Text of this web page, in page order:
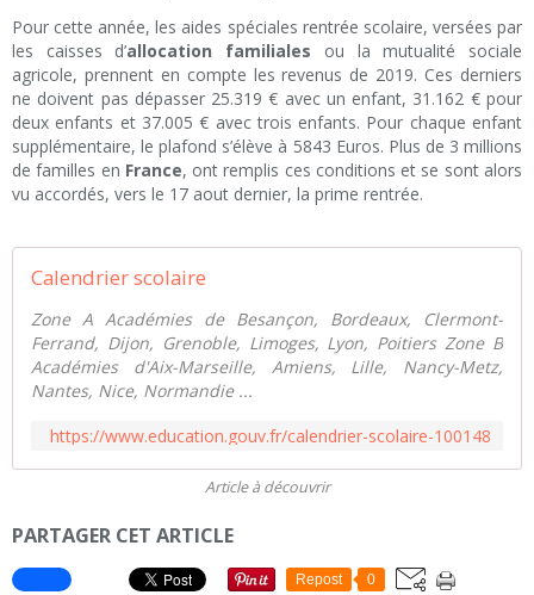
Pour cette année, les aides spéciales rentrée scolaire, versées par
les caisses d’allocation familiales ou la mutualité sociale
agricole, prennent en compte les revenus de 2019. Ces derniers
ne doivent pas dépasser 25.319 € avec un enfant, 31.162 € pour
deux enfants et 37.005 € avec trois enfants. Pour chaque enfant
supplémentaire, le plafond s’élève à 5843 Euros. Plus de 3 millions
de familles en France, ont remplis ces conditions et se sont alors
vu accordés, vers le 17 aout dernier, la prime rentrée.
Calendrier scolaire
Zone A Académies de Besançon, Bordeaux, Clermont-
Ferrand, Dijon, Grenoble, Limoges, Lyon, Poitiers Zone B
Académies d'Aix-Marseille, Amiens, Lille, Nancy-Metz,
Nantes, Nice, Normandie ...
https://www.education.gouv.fr/calendrier-scolaire-100148
Article à découvrir
PARTAGER CET ARTICLE
Repost 0